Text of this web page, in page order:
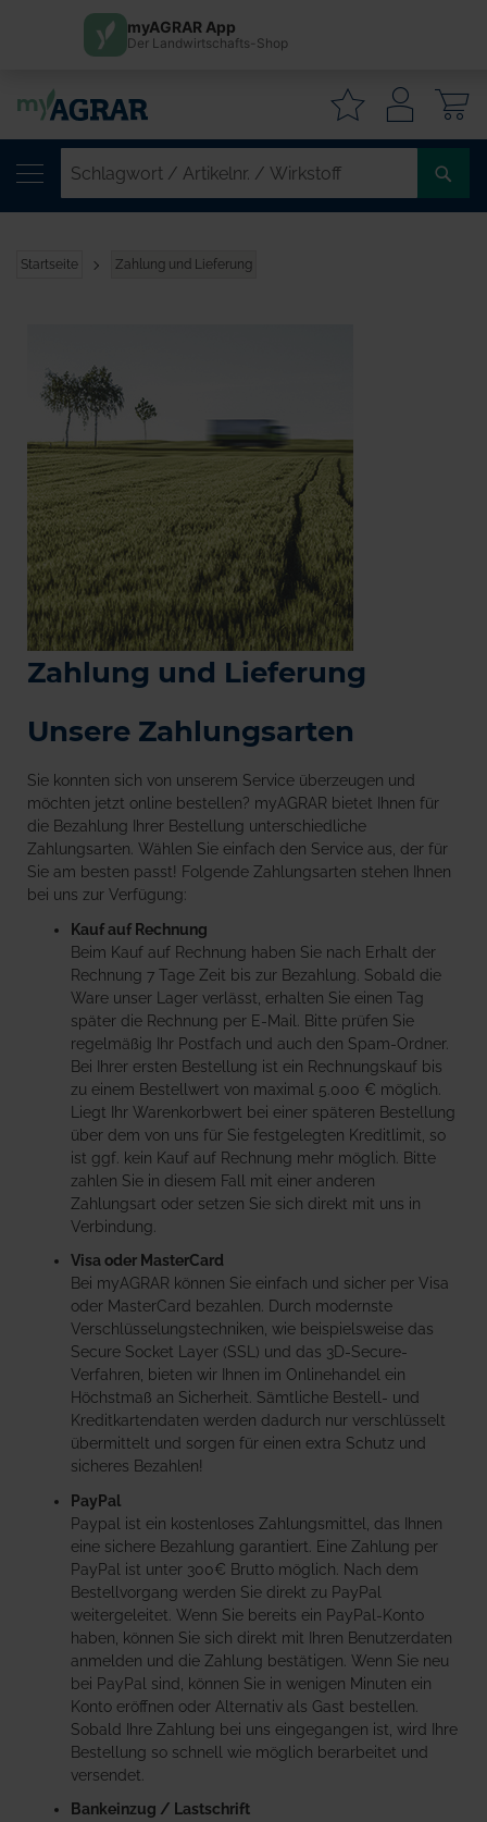
Startseite Zahlung und Lieferung
Zahlung und Lieferung
Unsere Zahlungsarten
Sie konnten sich von unserem Service überzeugen und
möchten jetzt online bestellen? myAGRAR bietet Ihnen für
die Bezahlung Ihrer Bestellung unterschiedliche
Zahlungsarten. Wählen Sie einfach den Service aus, der für
Sie am besten passt! Folgende Zahlungsarten stehen Ihnen
bei uns zur Verfügung:
Kauf auf Rechnung
Beim Kauf auf Rechnung haben Sie nach Erhalt der
Rechnung 7 Tage Zeit bis zur Bezahlung. Sobald die
Ware unser Lager verlässt, erhalten Sie einen Tag
später die Rechnung per E-Mail. Bitte prüfen Sie
regelmäßig Ihr Postfach und auch den Spam-Ordner.
Bei Ihrer ersten Bestellung ist ein Rechnungskauf bis
zu einem Bestellwert von maximal 5.000 € möglich.
Liegt Ihr Warenkorbwert bei einer späteren Bestellung
über dem von uns für Sie festgelegten Kreditlimit, so
ist ggf. kein Kauf auf Rechnung mehr möglich. Bitte
zahlen Sie in diesem Fall mit einer anderen
Zahlungsart oder setzen Sie sich direkt mit uns in
Verbindung.
Visa oder MasterCard
Bei myAGRAR können Sie einfach und sicher per Visa
oder MasterCard bezahlen. Durch modernste
Verschlüsselungstechniken, wie beispielsweise das
Secure Socket Layer (SSL) und das 3D-Secure-
Verfahren, bieten wir Ihnen im Onlinehandel ein
Höchstmaß an Sicherheit. Sämtliche Bestell- und
Kreditkartendaten werden dadurch nur verschlüsselt
übermittelt und sorgen für einen extra Schutz und
sicheres Bezahlen!
PayPal
Paypal ist ein kostenloses Zahlungsmittel, das Ihnen
eine sichere Bezahlung garantiert. Eine Zahlung per
PayPal ist unter 300€ Brutto möglich. Nach dem
Bestellvorgang werden Sie direkt zu PayPal
weitergeleitet. Wenn Sie bereits ein PayPal-Konto
haben, können Sie sich direkt mit Ihren Benutzerdaten
anmelden und die Zahlung bestätigen. Wenn Sie neu
bei PayPal sind, können Sie in wenigen Minuten ein
Konto eröffnen oder Alternativ als Gast bestellen.
Sobald Ihre Zahlung bei uns eingegangen ist, wird Ihre
Bestellung so schnell wie möglich berarbeitet und
versendet.
Bankeinzug / Lastschrift
myAGRAR App
Der Landwirtschafts-Shop